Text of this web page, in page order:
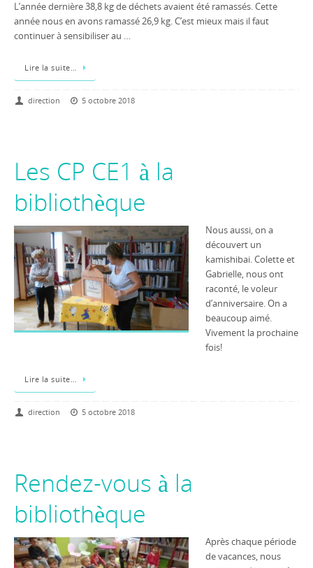
L’année dernière 38,8 kg de déchets avaient été ramassés. Cette
année nous en avons ramassé 26,9 kg. C’est mieux mais il faut
continuer à sensibiliser au …
Lire la suite…
direction 5 octobre 2018
Les CP CE1 à la
bibliothèque
Nous aussi, on a
découvert un
kamishibai. Colette et
Gabrielle, nous ont
raconté, le voleur
d’anniversaire. On a
beaucoup aimé.
Vivement la prochaine
fois!
Lire la suite…
direction 5 octobre 2018
Rendez-vous à la
bibliothèque
Après chaque période
de vacances, nous